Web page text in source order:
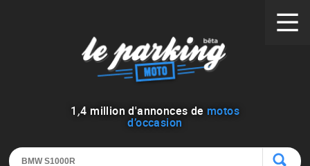
1 ,4 million d'annonces de motos
d’occasion